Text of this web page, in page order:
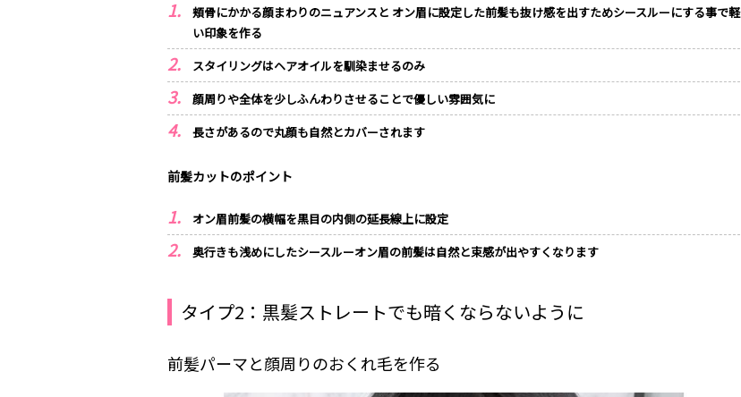
頬骨にかかる顔まわりのニュアンスと オン眉に設定した前髪も抜け感を出すためシースルーにする事で軽
い印象を作る
スタイリングはヘアオイルを馴染ませるのみ
顔周りや全体を少しふんわりさせることで優しい雰囲気に
長さがあるので丸顔も自然とカバーされます
前髪カットのポイント
オン眉前髪の横幅を黒目の内側の延長線上に設定
奥行きも浅めにしたシースルーオン眉の前髪は自然と束感が出やすくなります
タイプ2：黒髪ストレートでも暗くならないように
前髪パーマと顔周りのおくれ毛を作る